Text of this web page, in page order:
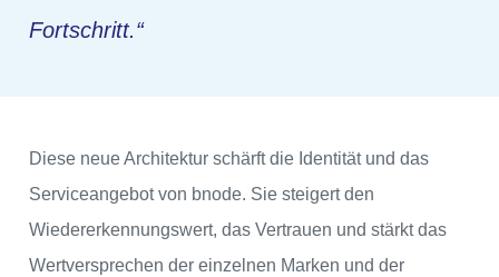
Fortschritt.“
Diese neue Architektur schärft die Identität und das
Serviceangebot von bnode. Sie steigert den
Wiedererkennungswert, das Vertrauen und stärkt das
Wertversprechen der einzelnen Marken und der